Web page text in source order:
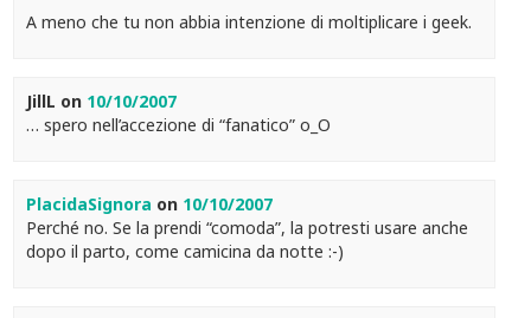
A meno che tu non abbia intenzione di moltiplicare i geek.
JillL on 10/10/2007
… spero nell’accezione di “fanatico” o_O
PlacidaSignora on 10/10/2007
Perché no. Se la prendi “comoda”, la potresti usare anche
dopo il parto, come camicina da notte :-)